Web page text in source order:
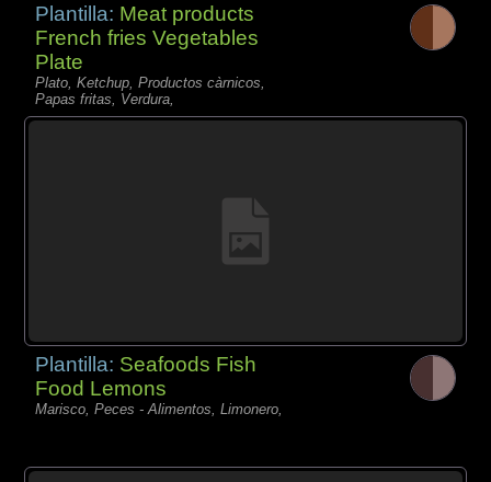
Plantilla: Meat products
French fries Vegetables
Plate
Plato, Ketchup, Productos càrnicos,
Papas fritas, Verdura,
Plantilla: Seafoods Fish
Food Lemons
Marisco, Peces - Alimentos, Limonero,